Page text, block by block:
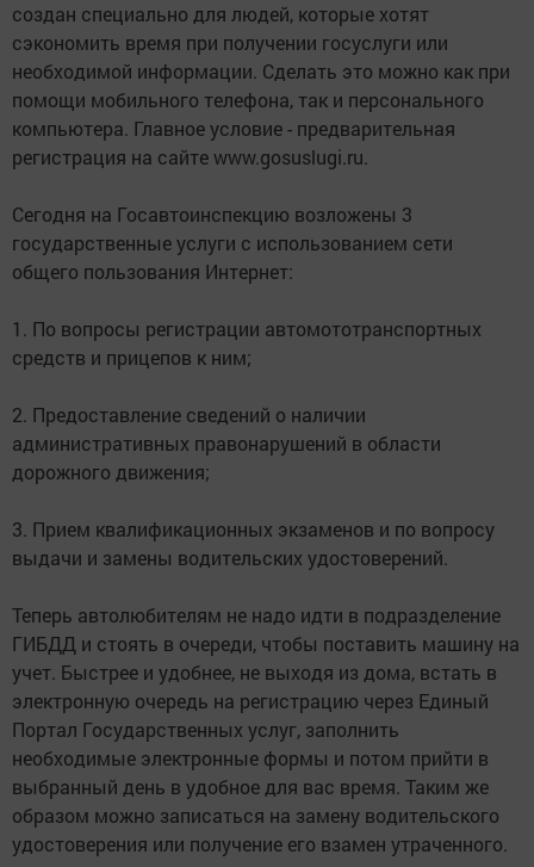
создан специально для людей, которые хотят
сэкономить время при получении госуслуги или
необходимой информации. Сделать это можно как при
помощи мобильного телефона, так и персонального
компьютера. Главное условие - предварительная
регистрация на сайте www.gosuslugi.ru.
Сегодня на Госавтоинспекцию возложены 3
государственные услуги с использованием сети
общего пользования Интернет:
1. По вопросы регистрации автомототранспортных
средств и прицепов к ним;
2. Предоставление сведений о наличии
административных правонарушений в области
дорожного движения;
3. Прием квалификационных экзаменов и по вопросу
выдачи и замены водительских удостоверений.
Теперь автолюбителям не надо идти в подразделение
ГИБДД и стоять в очереди, чтобы поставить машину на
учет. Быстрее и удобнее, не выходя из дома, встать в
электронную очередь на регистрацию через Единый
Портал Государственных услуг, заполнить
необходимые электронные формы и потом прийти в
выбранный день в удобное для вас время. Таким же
образом можно записаться на замену водительского
удостоверения или получение его взамен утраченного.